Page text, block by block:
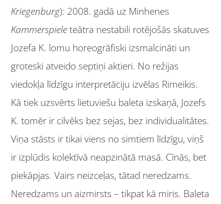
Kriegenburg): 2008. gadā uz Minhenes
Kammerspieleteātra nestabili rotējošās skatuves
Jozefa K. lomu horeogrāfiski izsmalcināti un
groteski atveido septiņi aktieri. No režijas
viedokļa līdzīgu interpretāciju izvēlas Rimeikis.
Kā tiek uzsvērts lietuviešu baleta izskaņā, Jozefs
K. tomēr ir cilvēks bez sejas, bez individualitātes.
Viņa stāsts ir tikai viens no simtiem līdzīgu, viņš
ir izplūdis kolektīvā neapzinātā masā. Cīnās, bet
piekāpjas. Vairs neizceļas, tātad neredzams.
Neredzams un aizmirsts – tikpat kā miris. Baleta